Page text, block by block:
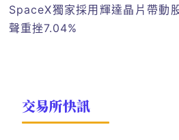
SpaceX獨家採用輝達晶片帶動
聲重挫7.04%
交易所快訊